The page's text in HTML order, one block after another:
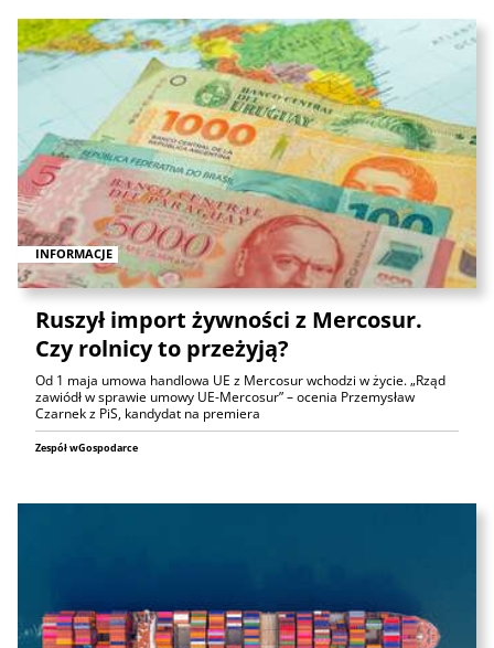
INFORMACJE
Ruszył import żywności z Mercosur.
Czy rolnicy to przeżyją?
Od 1 maja umowa handlowa UE z Mercosur wchodzi w życie. „Rząd
zawiódł w sprawie umowy UE-Mercosur” – ocenia Przemysław
Czarnek z PiS, kandydat na premiera
Zespół wGospodarce